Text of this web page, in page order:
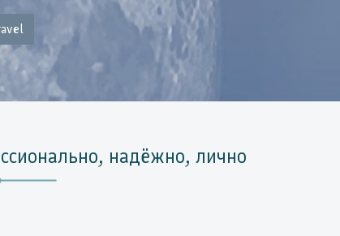
надёжно, лично